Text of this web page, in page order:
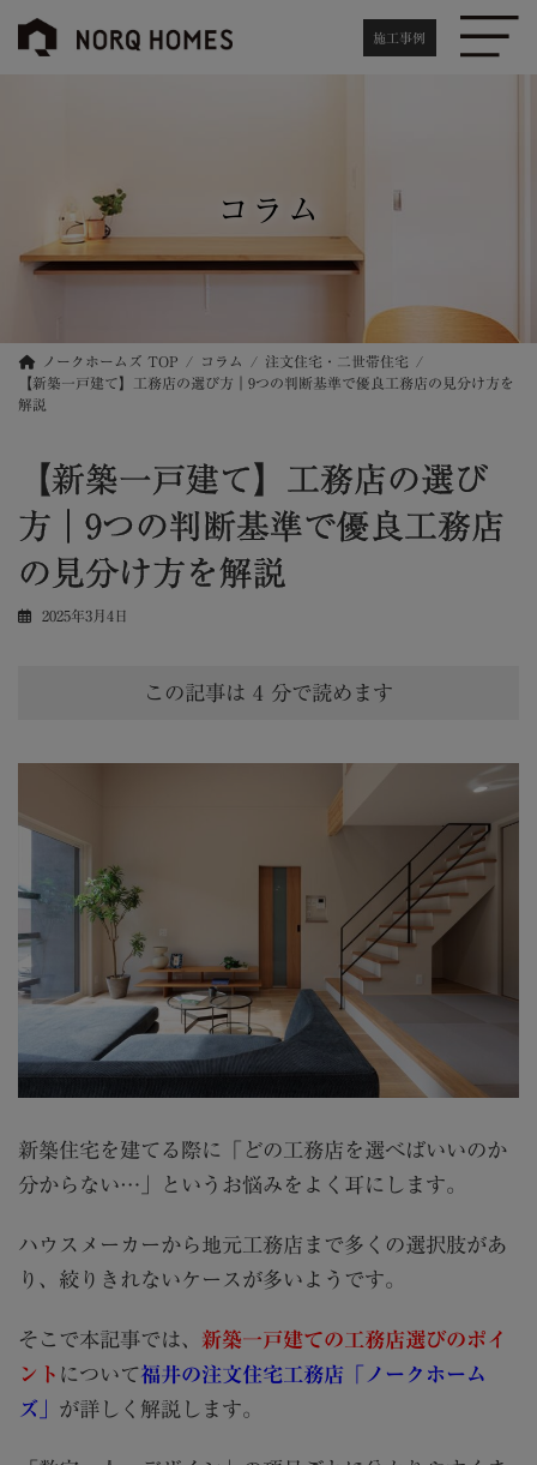
施工事例
コラム
ノークホームズ TOP コラム
注文住宅・二世帯住宅
【新築一戸建て】工務店の選び方｜9つの判断基準で優良工務店の見分け方を
解説
【新築一戸建て】工務店の選び
方｜9つの判断基準で優良工務店
の見分け方を解説
2025年3月4日
この記事は 4 分で読めます
新築住宅を建てる際に「どの工務店を選べばいいのか
分からない…」というお悩みをよく耳にします。
ハウスメーカーから地元工務店まで多くの選択肢があ
り、絞りきれないケースが多いようです。
そこで本記事では、 新築一戸建ての工務店選びのポイ
ント について福井の注文住宅工務店「ノークホーム
ズ」 が詳しく解説します。